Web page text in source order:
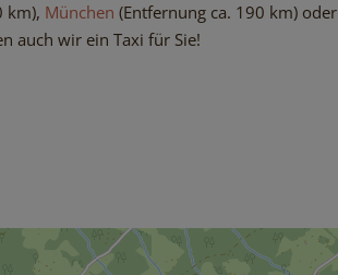
km), München (Entfernung ca. 190 km) oder
auch wir ein Taxi für Sie!